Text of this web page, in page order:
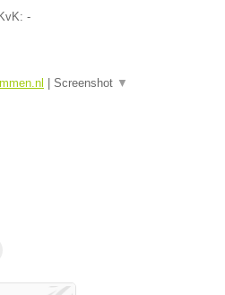
KvK: -
| Screenshot ▼